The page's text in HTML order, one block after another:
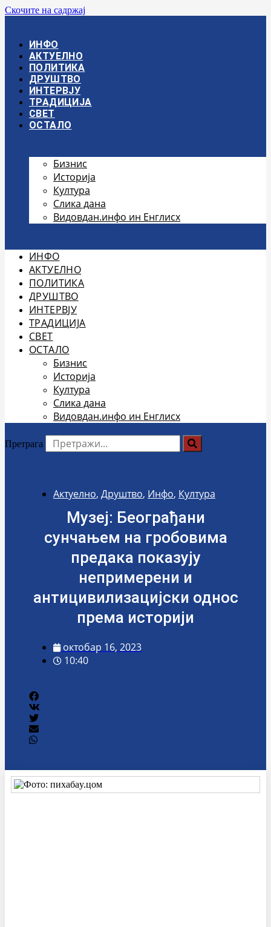
Скочите на садржај
ИНФО
АКТУЕЛНО
ПОЛИТИКА
ДРУШТВО
ИНТЕРВЈУ
ТРАДИЦИЈА
СВЕТ
ОСТАЛО
Бизнис
Историја
Култура
Слика дана
Видовдан.инфо ин Енглисх
ИНФО
АКТУЕЛНО
ПОЛИТИКА
ДРУШТВО
ИНТЕРВЈУ
ТРАДИЦИЈА
СВЕТ
ОСТАЛО
Бизнис
Историја
Култура
Слика дана
Видовдан.инфо ин Енглисх
Претрага
Актуелно, Друштво, Инфо, Култура
Музеј: Београђани
сунчањем на гробовима
предака показују
непримерени и
антицивилизацијски однос
према историји
октобар 16, 2023
10:40